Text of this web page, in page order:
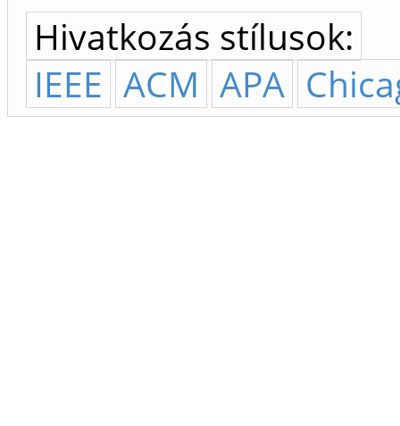
Hivatkozás stílusok:
IEEE ACM APA